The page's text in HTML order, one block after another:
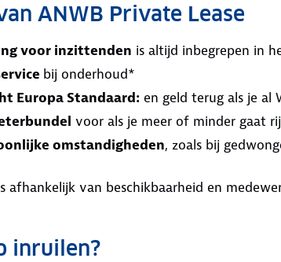
ANWB Private Lease
voor inzittenden is altijd inbegrepen in
bij onderhoud*
Europa Standaard: en geld terug als je al
voor als je meer of minder gaat
omstandigheden, zoals bij
afhankelijk van beschikbaarheid en
inruilen?